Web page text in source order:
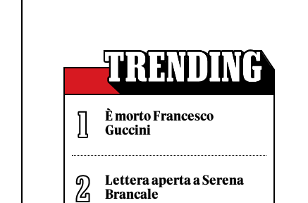
È morto Francesco
Guccini
Lettera aperta a Serena
Brancale